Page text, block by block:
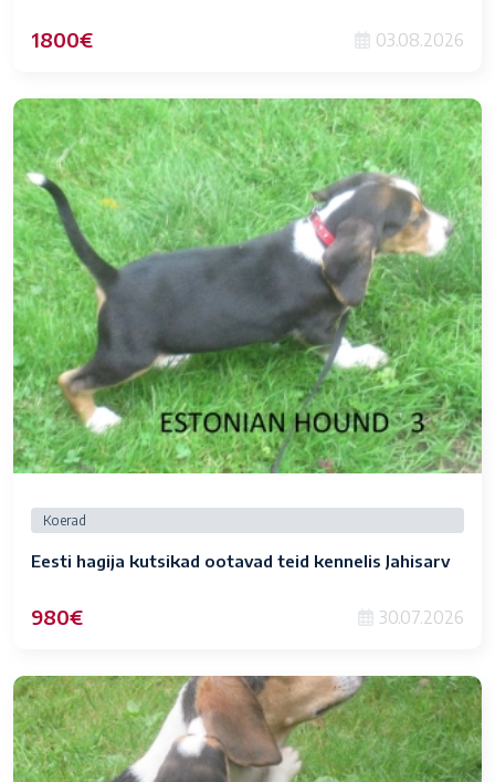
1800€ 03.08.2026
Koerad
Eesti hagija kutsikad ootavad teid kennelis Jahisarv
980€ 30.07.2026